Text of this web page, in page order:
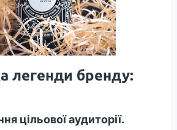
легенди бренду:
цільової аудиторії.